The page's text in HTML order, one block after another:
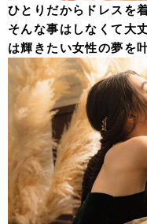
ひとりだからドレスを
そんな事はしなくて大
は輝きたい女性の夢を